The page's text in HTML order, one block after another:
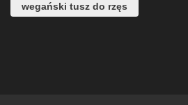
wegański tusz do rzęs